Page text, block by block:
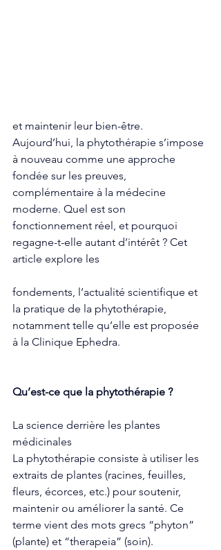
et maintenir leur bien-être.
Aujourd’hui, la phytothérapie s’impose
à nouveau comme une approche
fondée sur les preuves,
complémentaire à la médecine
moderne. Quel est son
fonctionnement réel, et pourquoi
regagne-t-elle autant d’intérêt ? Cet
article explore les
fondements, l’actualité scientifique et
la pratique de la phytothérapie,
notamment telle qu’elle est proposée
à la Clinique Ephedra.
Qu’est-ce que la phytothérapie ?
La science derrière les plantes
médicinales
La phytothérapie consiste à utiliser les
extraits de plantes (racines, feuilles,
fleurs, écorces, etc.) pour soutenir,
maintenir ou améliorer la santé. Ce
terme vient des mots grecs “phyton”
(plante) et “therapeia” (soin).